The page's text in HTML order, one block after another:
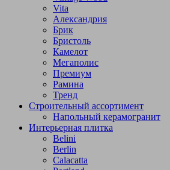
Vita
Александрия
Брик
Бристоль
Камелот
Мегаполис
Премиум
Рамина
Тренд
Строительный ассортимент
Напольный керамогранит
Интерьерная плитка
Belini
Berlin
Calacatta